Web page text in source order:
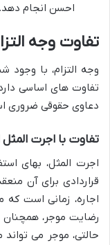
احسن انجام دهد.
تفاوت وجه
وجه التزام، با
تفاوت های اساسی
دعاوی حقوقی ضروری
تفاوت با اجرت
اجرت المثل، بهای
قراردادی برای آن
اجاره، زمانی است
رضایت موجر،
حالتی، موجر می تواند